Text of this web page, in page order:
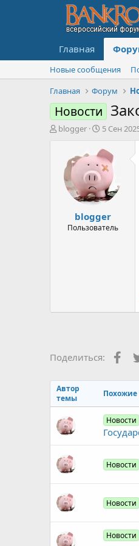
Главная
Новые сообщения
Главная
Форум
Новости
А
blogger
Д
т
а
н
а
ч
а
л
а
5 Сен
blogger
Пользователь
Поделиться:
Автор
темы
Новости
Новости
Новости
Новости